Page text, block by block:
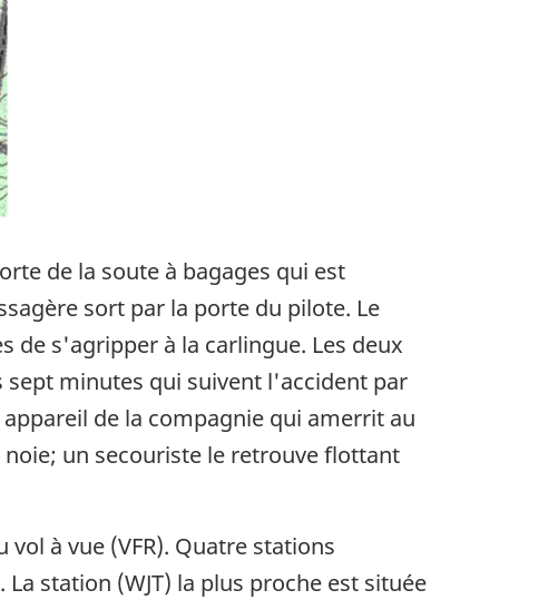
de la soute à bagages qui est
sort par la porte du pilote. Le
de s'agripper à la carlingue. Les deux
sept minutes qui suivent l'accident par
de la compagnie qui amerrit au
un secouriste le retrouve flottant
à vue (VFR). Quatre stations
station (WJT) la plus proche est située